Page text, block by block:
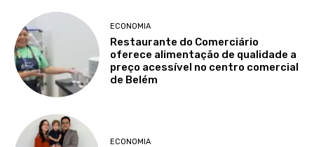
ECONOMIA
Restaurante do Comerciário
oferece alimentação de qualidade a
preço acessível no centro comercial
de Belém
ECONOMIA